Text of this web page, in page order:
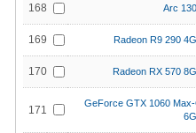
168 Arc
169 Radeon R9 290
170 Radeon RX 570
171
GeForce GTX 1060